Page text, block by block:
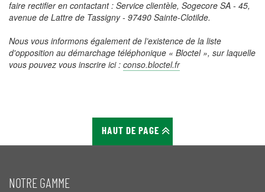
faire rectifier en contactant : Service clientèle, Sogecore SA - 45,
avenue de Lattre de Tassigny - 97490 Sainte-Clotilde.
Nous vous informons également de l’existence de la liste
d'opposition au démarchage téléphonique « Bloctel », sur laquelle
vous pouvez vous inscrire ici : conso.bloctel.fr
HAUT DE PAGE
NOTRE GAMME